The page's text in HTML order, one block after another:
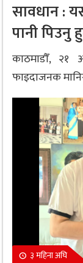
सावधान :
पानी
काठमाडौँ, २१
फाइदाजनक
३ महिना अघि